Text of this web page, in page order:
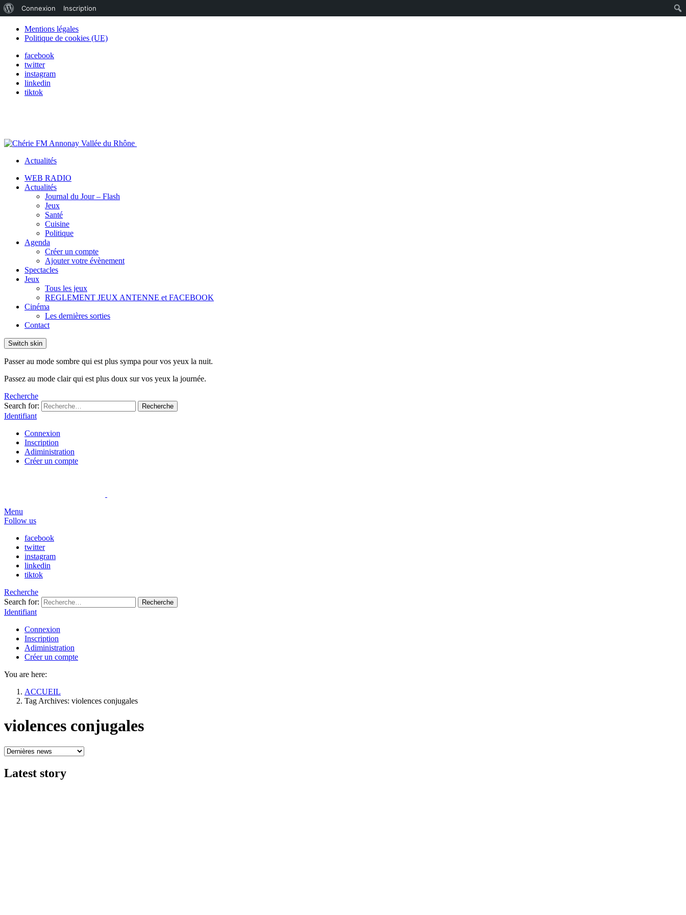
Mentions légales
Politique de cookies (UE)
facebook
twitter
instagram
linkedin
tiktok
Actualités
WEB RADIO
Actualités
Journal du Jour – Flash
Jeux
Santé
Cuisine
Politique
Agenda
Créer un compte
Ajouter votre évènement
Spectacles
Jeux
Tous les jeux
REGLEMENT JEUX ANTENNE et FACEBOOK
Cinéma
Les dernières sorties
Contact
Switch skin
Passer au mode sombre qui est plus sympa pour vos yeux la nuit.
Passez au mode clair qui est plus doux sur vos yeux la journée.
Recherche
Search for:
Recherche
Identifiant
Connexion
Inscription
Adiministration
Créer un compte
Menu
Follow us
facebook
twitter
instagram
linkedin
tiktok
Recherche
Search for:
Recherche
Identifiant
Connexion
Inscription
Adiministration
Créer un compte
You are here:
ACCUEIL
Tag Archives: violences conjugales
violences conjugales
Latest story
de
WordPress
Connexion Inscription